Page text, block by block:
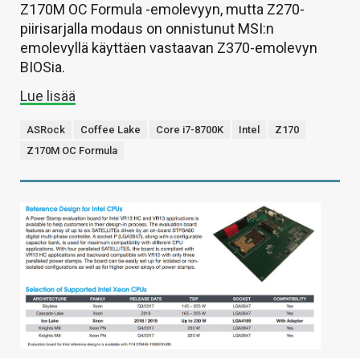
Z170M OC Formula -emolevyyn, mutta Z270-
piirisarjalla modaus on onnistunut MSI:n
emolevyllä käyttäen vastaavan Z370-emolevyn
BIOSia.
Lue lisää
ASRock Coffee Lake Core i7-8700K Intel
Z170
Z170M OC Formula